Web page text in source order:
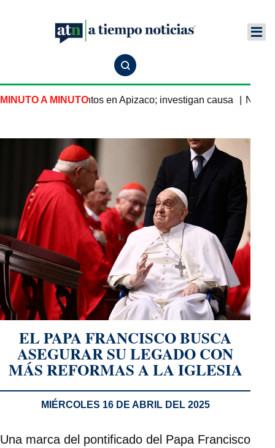
MINUTO A MINUTO
salón de eventos en Apizaco; investigan causa Nayeli
EL PAPA FRANCISCO BUSCA
ASEGURAR SU LEGADO CON
MÁS REFORMAS A LA IGLESIA
MIÉRCOLES 16 DE ABRIL DEL 2025
Una marca del pontificado del Papa Francisco